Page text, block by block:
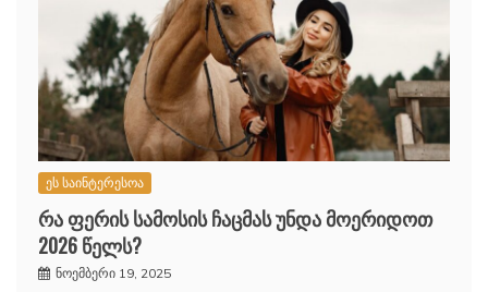
ეს საინტერესოა
რა ფერის სამოსის ჩაცმას უნდა მოერიდოთ
2026 წელს?
ნოემბერი 19, 2025